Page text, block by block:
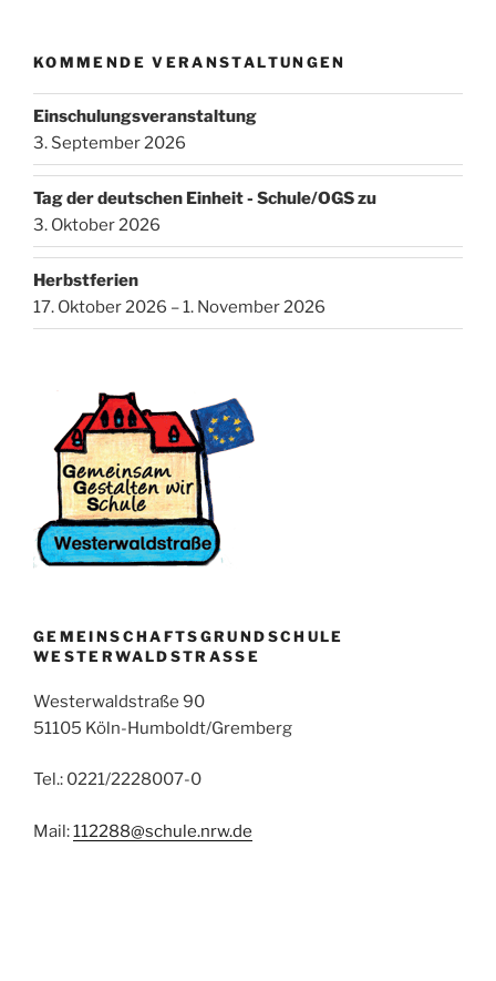
KOMMENDE VERANSTALTUNGEN
Einschulungsveranstaltung
3. September 2026
Tag der deutschen Einheit - Schule/OGS zu
3. Oktober 2026
Herbstferien
17. Oktober 2026 – 1. November 2026
GEMEINSCHAFTSGRUNDSCHULE
WESTERWALDSTRASSE
Westerwaldstraße 90
51105 Köln-Humboldt/Gremberg
Tel.: 0221/2228007-0
Mail:112288@schule.nrw.de